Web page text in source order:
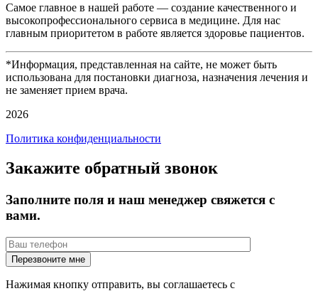
Самое главное в нашей работе — создание качественного и
высокопрофессионального сервиса в медицине. Для нас
главным приоритетом в работе является здоровье пациентов.
*Информация, представленная на сайте, не может быть
использована для постановки диагноза, назначения лечения и
не заменяет прием врача.
2026
Политика конфиденциальности
Закажите обратный звонок
Заполните поля и наш менеджер свяжется с
вами.
Нажимая кнопку отправить, вы соглашаетесь с